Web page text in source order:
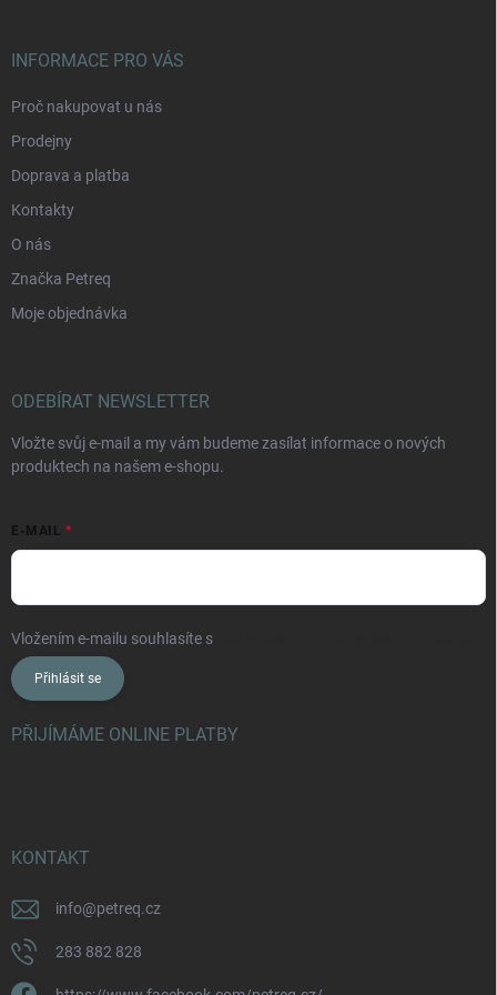
INFORMACE PRO VÁS
Proč nakupovat u nás
Prodejny
Doprava a platba
Kontakty
O nás
Značka Petreq
Moje objednávka
ODEBÍRAT NEWSLETTER
Vložte svůj e-mail a my vám budeme zasílat informace o nových
produktech na našem e-shopu.
E-MAIL
Vložením e-mailu souhlasíte s
Přihlásit se
PŘIJÍMÁME ONLINE PLATBY
KONTAKT
info@petreq.cz
283 882 828